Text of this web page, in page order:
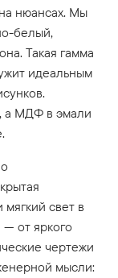
нюансах. Мы
белый,
Такая гамма
идеальным
а МДФ в эмали
свет в
от яркого
чертежи
мысли: